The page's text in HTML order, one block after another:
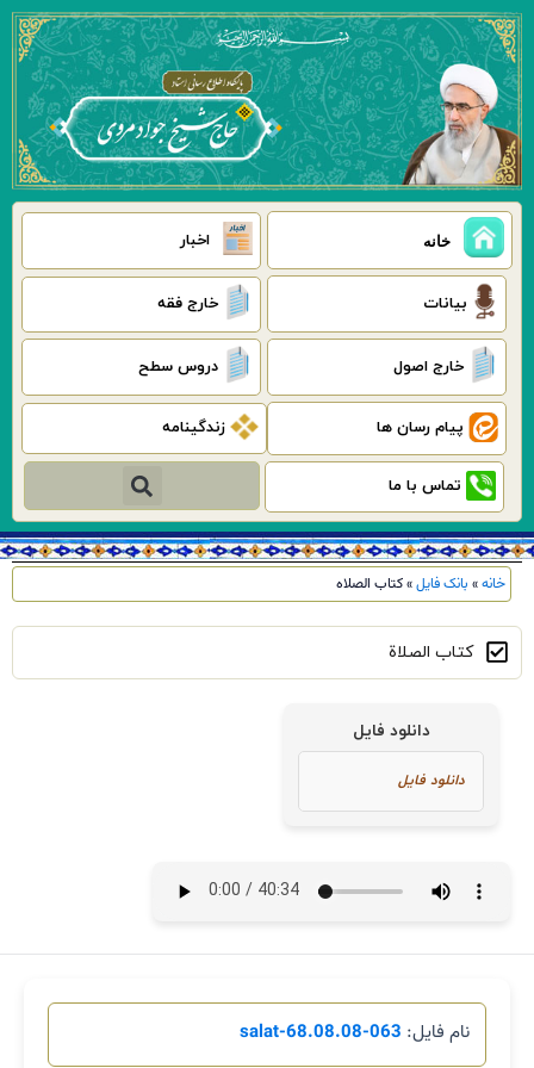
پرش
محتوا
خانه اخبار
بیانات خارج فقه
خارج اصول دروس سطح
پیام رسان ها زندگینامه
تماس با ما جستجو
خانه» بانک فایل»کتاب الصلاه
کتاب الصلاة
دانلود فایل
نام فایل: 063-salat-68.08.08